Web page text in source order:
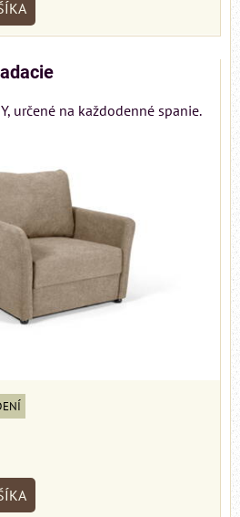
určené na každodenné spanie.